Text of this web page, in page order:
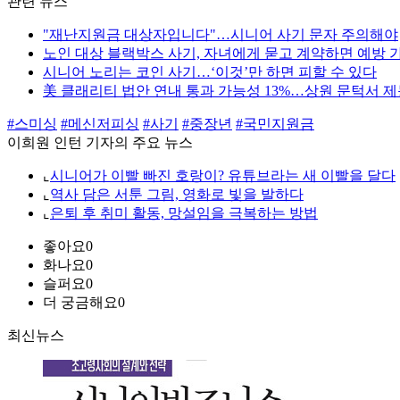
"재난지원금 대상자입니다"…시니어 사기 문자 주의해야
노인 대상 블랙박스 사기, 자녀에게 묻고 계약하면 예방
시니어 노리는 코인 사기…‘이것’만 하면 피할 수 있다
美 클래리티 법안 연내 통과 가능성 13%…상원 문턱서 제
#스미싱 #메신저피싱 #사기 #중장년 #국민지원금
이희원 인턴 기자의 주요 뉴스
⌞ 시니어가 이빨 빠진 호랑이? 유튜브라는 새 이빨을 달다
⌞ 역사 담은 서툰 그림, 영화로 빛을 발하다
⌞ 은퇴 후 취미 활동, 망설임을 극복하는 방법
좋아요0
화나요0
슬퍼요0
더 궁금해요0
최신뉴스